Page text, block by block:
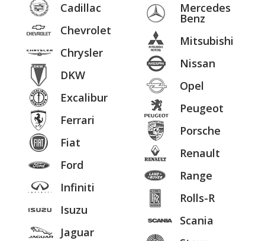
Cadillac
Chevrolet
Chrysler
DKW
Excalibur
Ferrari
Fiat
Ford
Infiniti
Isuzu
Jaguar
Mercedes
Benz
Mitsubishi
Nissan
Opel
Peugeot
Porsche
Renault
Range
Rolls-R
Scania